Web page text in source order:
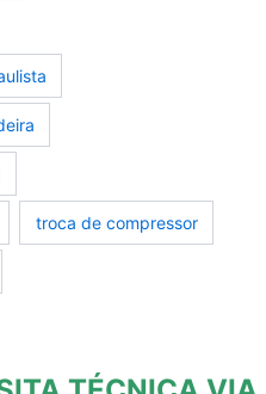
troca de compressor